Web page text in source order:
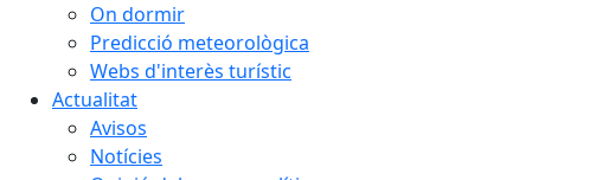
On dormir
Predicció meteorològica
Webs d'interès turístic
Actualitat
Avisos
Notícies